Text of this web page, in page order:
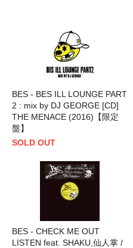
BES - BES ILL LOUNGE PART
2 : mix by DJ GEORGE [CD]
THE MENACE (2016)【限定
盤】
SOLD OUT
BES - CHECK ME OUT
LISTEN feat. SHAKU,仙人掌 /